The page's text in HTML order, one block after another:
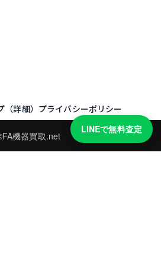
詳細） プライバシーポリシー
機器買取.net
LINEで無料査定